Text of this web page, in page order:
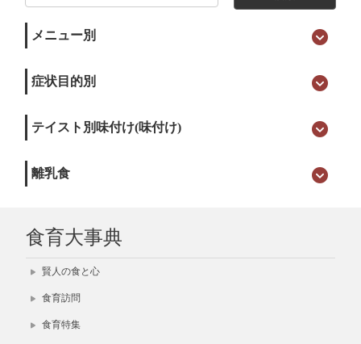
メニュー別
症状目的別
テイスト別味付け(味付け)
離乳食
食育大事典
賢人の食と心
食育訪問
食育特集